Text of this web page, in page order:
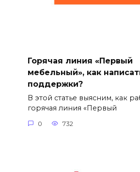
Горячая линия «Первый
мебельный», как
поддержки?
В этой статье выясним, как
горячая линия «Первый
0 732